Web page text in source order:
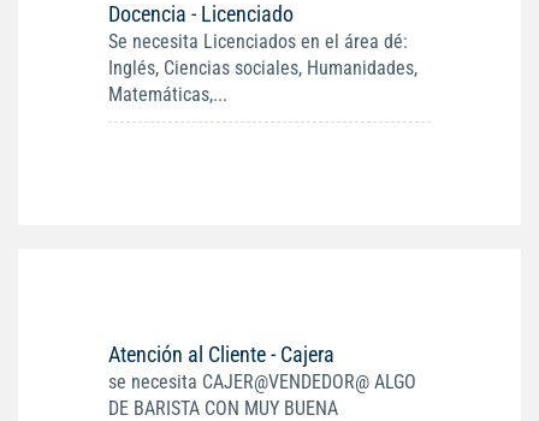
Docencia - Licenciado
Se necesita Licenciados en el área dé:
Inglés, Ciencias sociales, Humanidades,
Matemáticas,...
Atención al Cliente - Cajera
se necesita CAJER@VENDEDOR@ ALGO
DE BARISTA CON MUY BUENA